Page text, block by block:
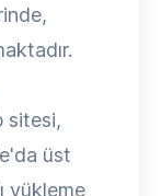
sitesi,
üst
yükleme